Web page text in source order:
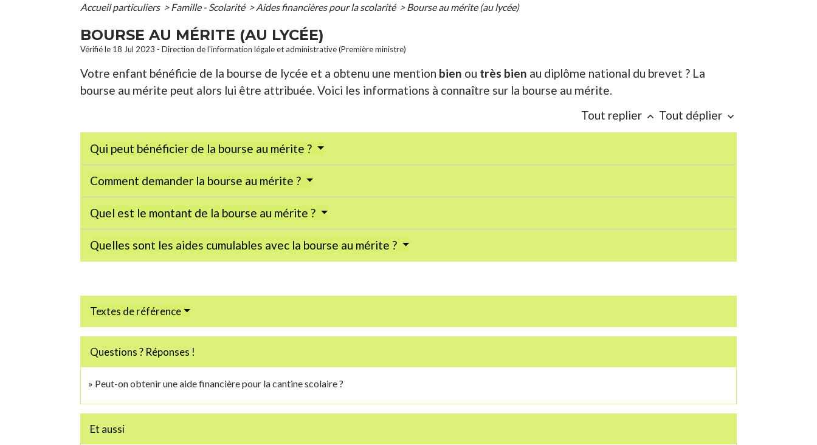
Accueil particuliers > Famille - Scolarité > Aides financières pour la scolarité > Bourse au mérite (au lycée)
BOURSE AU MÉRITE (AU LYCÉE)
Vérifié le 18 Jul 2023 - Direction de l'information légale et administrative (Première ministre)
Votre enfant bénéficie de la bourse de lycée et a obtenu une mention bien ou très bien au diplôme national du brevet ? La
bourse au mérite peut alors lui être attribuée. Voici les informations à connaître sur la bourse au mérite.
Tout replier keyboard_arrow_up Tout déplier keyboard_arrow_down
Qui peut bénéficier de la bourse au mérite ?
Comment demander la bourse au mérite ?
Quel est le montant de la bourse au mérite ?
Quelles sont les aides cumulables avec la bourse au mérite ?
Textes de référence
Questions ? Réponses !
Peut-on obtenir une aide financière pour la cantine scolaire ?
Et aussi